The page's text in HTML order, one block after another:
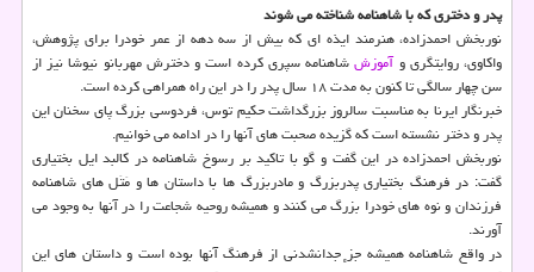
پدر و دختری که با شاهنامه شناخته می شوند
نوربخش احمدزاده، هنرمند ایذه ای که بیش از سه دهه از عمر خودرا برای پژوهش،
واکاوی، روایتگری وآموزششاهنامه سپری کرده است و دخترش مهربانو نیوشا نیز از
سن چهار سالگی تا کنون به مدت ۱۸ سال پدر را در این راه همراهی کرده است.
خبرنگار ایرنا به مناسبت سالروز بزرگداشت حکیم توس، فردوسی بزرگ پای سخنان این
پدر و دختر نشسته است که گزیده صحبت های آنها را در ادامه می خوانیم.
نوربخش احمدزاده در این گفت و گو با تاکید بر رسوخ شاهنامه در کالبد ایل بختیاری
گفت: در فرهنگ بختیاری پدربزرگ و مادربزرگ ها با داستان ها و مَتَل های شاهنامه
فرزندان و نوه های خودرا بزرگ می کنند و همیشه روحیه شجاعت را در آنها به وجود می
آورند.
در واقع شاهنامه همیشه جز ٕجدانشدنی از فرهنگ آنها بوده است و داستان های این